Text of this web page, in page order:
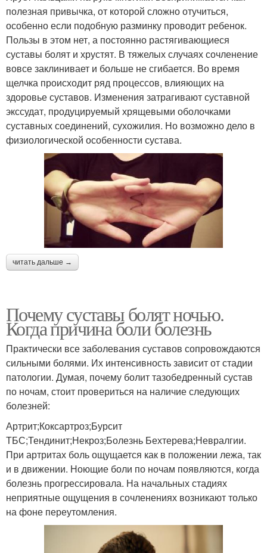
полезная привычка, от которой сложно отучиться,
особенно если подобную разминку проводит ребенок.
Пользы в этом нет, а постоянно растягивающиеся
суставы болят и хрустят. В тяжелых случаях сочленение
вовсе заклинивает и больше не сгибается. Во время
щелчка происходит ряд процессов, влияющих на
здоровье суставов. Изменения затрагивают суставной
экссудат, продуцируемый хрящевыми оболочками
суставных соединений, сухожилия. Но возможно дело в
физиологической особенности сустава.
читать дальше →
Почему суставы болят ночью.
Когда причина боли болезнь
Практически все заболевания суставов сопровождаются
сильными болями. Их интенсивность зависит от стадии
патологии. Думая, почему болит тазобедренный сустав
по ночам, стоит провериться на наличие следующих
болезней:
Артрит;Коксартроз;Бурсит
ТБС;Тендинит;Некроз;Болезнь Бехтерева;Невралгии.
При артритах боль ощущается как в положении лежа, так
и в движении. Ноющие боли по ночам появляются, когда
болезнь прогрессировала. На начальных стадиях
неприятные ощущения в сочленениях возникают только
на фоне переутомления.